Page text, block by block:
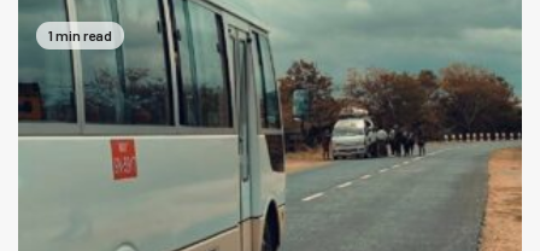
1 min read